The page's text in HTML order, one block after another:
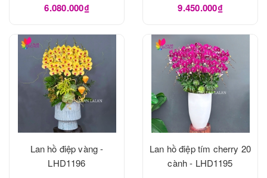
6.080.000₫ 9.450.000₫
Lan hồ điệp vàng -
LHD1196
Lan hồ điệp tím cherry 20
cành - LHD1195